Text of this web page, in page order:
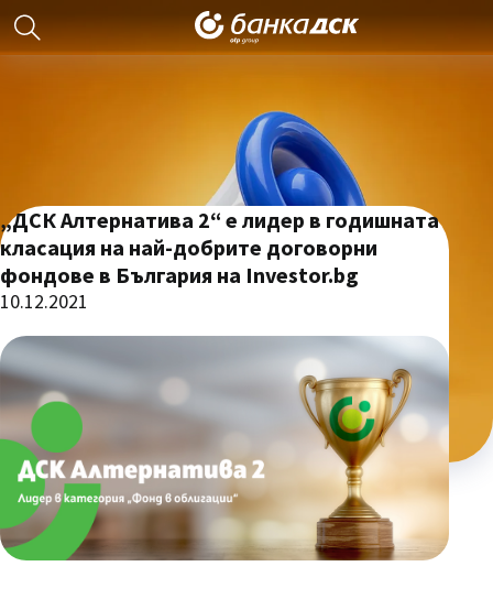
„ДСК Алтернатива 2“ е лидер в годишната
класация на най-добрите договорни
фондове в България на Investor.bg
10.12.2021